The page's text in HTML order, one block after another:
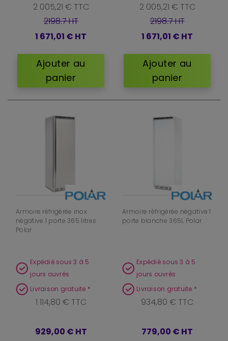
2 005,21 € TTC
2198.7 HT
1 671,01 € HT
Ajouter au
panier
2 005,21 € TTC
2198.7 HT
1 671,01 € HT
Ajouter au
panier
Armoire réfrigérée inox
négative 1 porte 365 litres
Polar
Expédié sous 3 à 5
jours ouvrés
Livraison gratuite *
1 114,80 € TTC
929,00 € HT
Armoire réfrigérée négative 1
porte blanche 365L Polar
Expédié sous 3 à 5
jours ouvrés
Livraison gratuite *
934,80 € TTC
779,00 € HT